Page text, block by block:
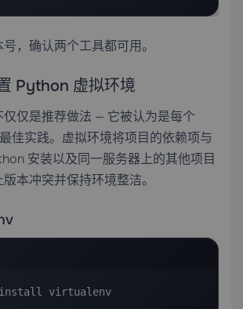
，确认两个工具都可用。
Python 虚拟环境
仅是推荐做法 — 它被认为是每个
佳实践。虚拟环境将项目的依赖项与
安装以及同一服务器上的其他项目
本冲突并保持环境整洁。
install virtualenv